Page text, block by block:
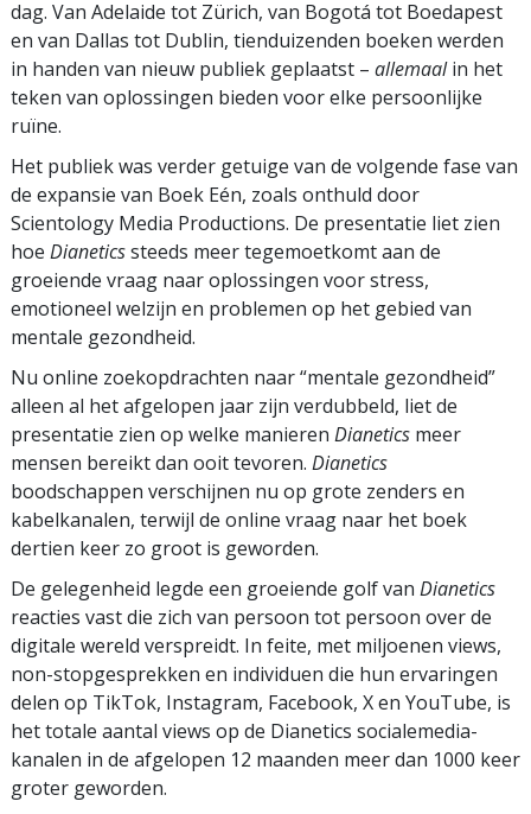
dag. Van Adelaide tot Zürich, van Bogotá tot Boedapest
en van Dallas tot Dublin, tienduizenden boeken werden
in handen van nieuw publiek geplaatst – allemaalin het
teken van oplossingen bieden voor elke persoonlijke
ruïne.
Het publiek was verder getuige van de volgende fase van
de expansie van Boek Eén, zoals onthuld door
Scientology Media Productions. De presentatie liet zien
hoe Dianeticssteeds meer tegemoetkomt aan de
groeiende vraag naar oplossingen voor stress,
emotioneel welzijn en problemen op het gebied van
mentale gezondheid.
Nu online zoekopdrachten naar “mentale gezondheid”
alleen al het afgelopen jaar zijn verdubbeld, liet de
presentatie zien op welke manieren Dianetics meer
mensen bereikt dan ooit tevoren. Dianetics
boodschappen verschijnen nu op grote zenders en
kabelkanalen, terwijl de online vraag naar het boek
dertien keer zo groot is geworden.
De gelegenheid legde een groeiende golf van Dianetics
reacties vast die zich van persoon tot persoon over de
digitale wereld verspreidt. In feite, met miljoenen views,
non-stopgesprekken en individuen die hun ervaringen
delen op TikTok, Instagram, Facebook, X en YouTube, is
het totale aantal views op de Dianetics socialemedia­
kanalen in de afgelopen 12 maanden meer dan 1000 keer
groter geworden.